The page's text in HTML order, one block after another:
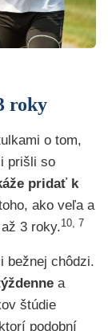
roky
o tom,
prišli so
pridať k
ako veľa a
3 roky.10, 7
bežnej chôdzi.
a
štúdie
podobní